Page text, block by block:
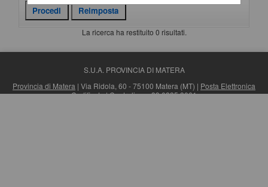
La ricerca ha restituito 0 risultati.
S.U.A. PROVINCIA DI MATERA
Provincia di Matera | Via Ridola, 60 - 75100 Matera (MT) | Posta Elettronica
Certificata| Centralino: +39 0835 3061